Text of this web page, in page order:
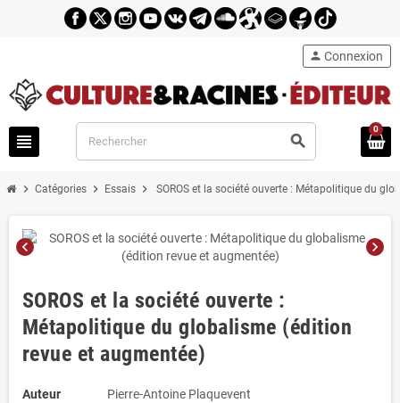
view_headline search
person Connexion
0
chevron_right Catégories chevron_right Essais chevron_right SOROS et la société ouverte : Métapolitique du
chevron_left chevron_right
SOROS et la société ouverte :
Métapolitique du globalisme (édition
revue et augmentée)
Auteur
Pierre-Antoine Plaquevent